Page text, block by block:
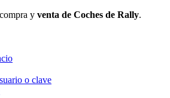
y venta de Coches de Rally.
o clave